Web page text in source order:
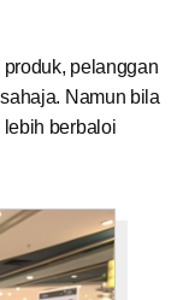
pelanggan
Namun bila
lebih berbaloi